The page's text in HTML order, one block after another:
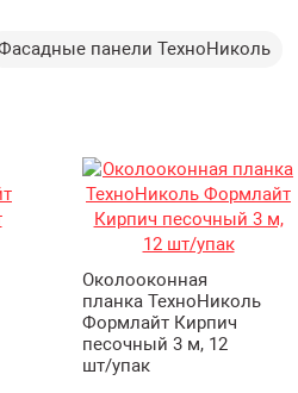
панели ТехноНиколь
Околооконная
планка ТехноНиколь
Формлайт Кирпич
песочный 3 м, 12
шт/упак